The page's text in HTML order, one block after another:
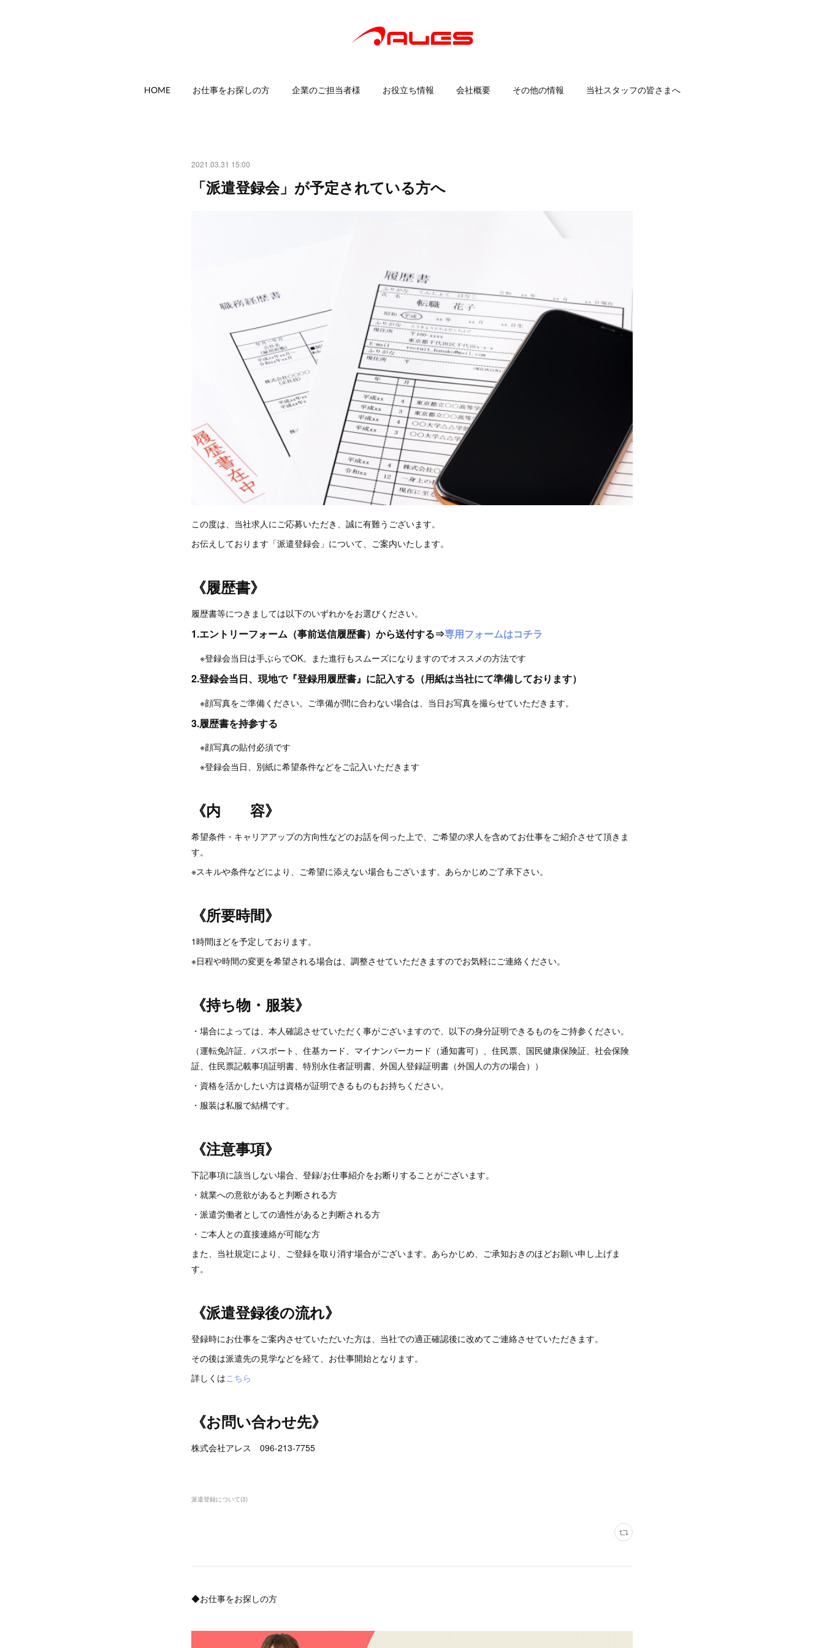
HOME お仕事をお探しの方 企業のご担当者様 お役立ち情報 会社概要 その他の情報 当社スタッフの皆さまへ
2021.03.31 15:00
「派遣登録会」が予定されている方へ
この度は、当社求人にご応募いただき、誠に有難うございます。
お伝えしております「派遣登録会」について、ご案内いたします。
《履歴書》
履歴書等につきましては以下のいずれかをお選びください。
1.エントリーフォーム（事前送信履歴書） から送付する⇒専用フォームはコチラ
※登録会当日は手ぶらでOK。また進行もスムーズになりますのでオススメの方法です
2.登録会当日、現地で『登録用履歴書』に記入する（用紙は当社にて準備しております）
※顔写真をご準備ください。ご準備が間に合わない場合は、当日お写真を撮らせていただきます。
3.履歴書を持参する
※顔写真の貼付必須です
※登録会当日、別紙に希望条件などをご記入いただきます
《内 容》
希望条件・キャリアアップの方向性などのお話を伺った上で、ご希望の求人を含めてお仕事をご紹介させて頂きま
す。
※スキルや条件などにより、ご希望に添えない場合もございます。あらかじめご了承下さい。
《所要時間》
1時間ほどを予定しております。
※日程や時間の変更を希望される場合は、調整させていただきますのでお気軽にご連絡ください。
《持ち物・服装》
・場合によっては、本人確認させていただく事がございますので、以下の身分証明できるものをご持参ください。
（運転免許証、パスポート、住基カード、マイナンバーカード（通知書可）、住民票、国民健康保険証、社会保険
証、住民票記載事項証明書、特別永住者証明書、外国人登録証明書（外国人の方の場合））
・資格を活かしたい方は資格が証明できるものもお持ちください。
・服装は私服で結構です。
《注意事項》
下記事項に該当しない場合、登録/お仕事紹介をお断りすることがございます。
・就業への意欲があると判断される方
・派遣労働者としての適性があると判断される方
・ご本人との直接連絡が可能な方
また、当社規定により、ご登録を取り消す場合がございます。あらかじめ、ご承知おきのほどお願い申し上げま
す。
《派遣登録後の流れ》
登録時にお仕事をご案内させていただいた方は、当社での適正確認後に改めてご連絡させていただきます。
その後は派遣先の見学などを経て、お仕事開始となります。
詳しくはこちら
《お問い合わせ先》
株式会社アレス 096-213-7755
派遣登録について(3)
◆お仕事をお探しの方